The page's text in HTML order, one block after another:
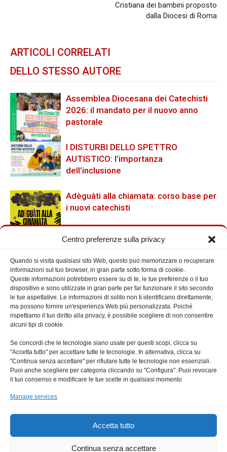
Centro preferenze sulla privacy
Quando si visita qualsiasi sito Web, questo può memorizzare o recuperare
informazioni sul tuo browser, in gran parte sotto forma di cookie.
Queste informazioni potrebbero essere su di te, le tue preferenze o il tuo
dispositivo e sono utilizzate in gran parte per far funzionare il sito secondo
le tue aspettative. Le informazioni di solito non ti identificano direttamente,
ma possono fornire un'esperienza Web più personalizzata. Poiché
rispettiamo il tuo diritto alla privacy, è possibile scegliere di non consentire
alcuni tipi di cookie.
Se concordi che le tecnologie siano usate per questi scopi, clicca su
"Accetta tutto" per accettare tutte le tecnologie. In alternativa, clicca su
"Continua senza accettare" per rifiutare tutte le tecnologie non essenziali.
Puoi anche scegliere per categoria cliccando su "Configura". Puoi revocare
il tuo consenso e modificare le tue scelte in qualsiasi momento
Manage services
Accetta tutto
Continua senza accettare
Cristiana dei bambini proposto
dalla Diocesi di Roma
ARTICOLI CORRELATI
DELLO STESSO AUTORE
Assemblea Diocesana dei Catechisti
2026: il mandato per il nuovo anno
pastorale
I DISTURBI DELLO SPETTRO
AUTISTICO: l’importanza
dell’inclusione
Adèguàti alla chiamata: corso base per
i nuovi catechisti
Cerca nel Sito
Prossimi Eventi